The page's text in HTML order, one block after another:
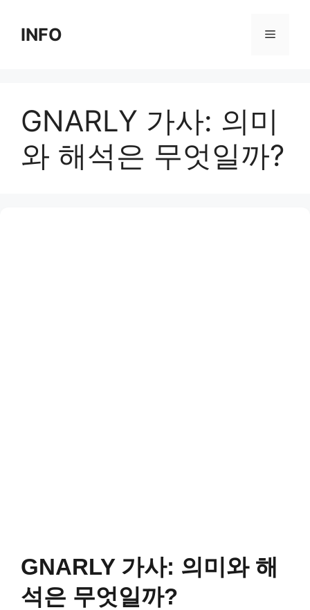
contentINFO Menu
GNARLY 가사: 의미
와 해석은 무엇일까?
GNARLY 가사: 의미와 해
석은 무엇일까?